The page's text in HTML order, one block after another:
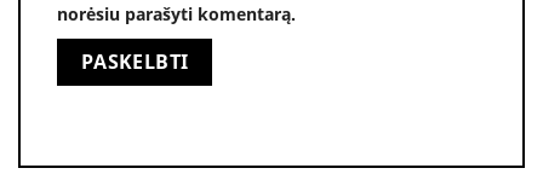
norėsiu parašyti komentarą.